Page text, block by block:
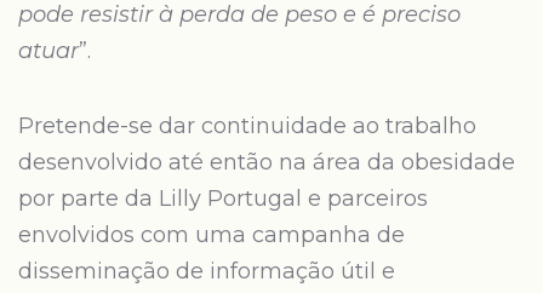
pode resistir à perda de peso e é preciso
atuar”.
Pretende-se dar continuidade ao trabalho
desenvolvido até então na área da obesidade
por parte da Lilly Portugal e parceiros
envolvidos com uma campanha de
disseminação de informação útil e